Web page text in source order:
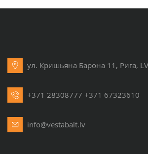
ул. Кришьяна Барона 11, Рига,
+371 28308777 +371 67323610
info@vestabalt.lv